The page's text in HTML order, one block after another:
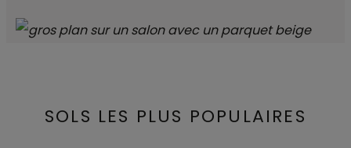
SOLS LES PLUS POPULAIRES